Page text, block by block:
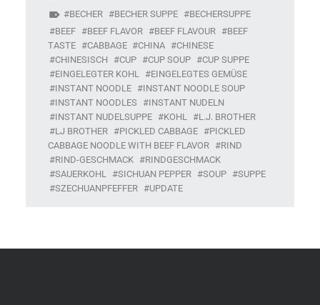
BECHER
BECHER SUPPE
BECHERSUPPE
BEEF
BEEF FLAVOR BEEF FLAVOUR
BEEF
TASTE
CABBAGE CHINA
CHINESE
CHINESISCH
CUP CUP SOUP
CUP SUPPE
EINGELEGTER KOHL
EINGELEGTES GEMÜSE
INSTANT NOODLE
INSTANT NOODLE SOUP
INSTANT NOODLES
INSTANT NUDELN
INSTANT NUDELSUPPE
KOHL
L.J. BROTHER
LJ BROTHER
PICKLED CABBAGE
PICKLED
CABBAGE NOODLE WITH BEEF FLAVOR
RIND
RIND-GESCHMACK
RINDGESCHMACK
SAUERKOHL
SICHUAN PEPPER SOUP
SUPPE
SZECHUANPFEFFER
UPDATE